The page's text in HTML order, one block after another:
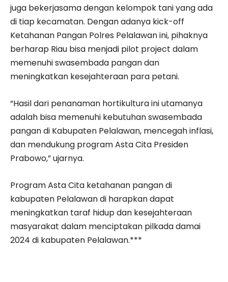
juga bekerjasama dengan kelompok tani yang ada
di tiap kecamatan. Dengan adanya kick-off
Ketahanan Pangan Polres Pelalawan ini, pihaknya
berharap Riau bisa menjadi pilot project dalam
memenuhi swasembada pangan dan
meningkatkan kesejahteraan para petani.
“Hasil dari penanaman hortikultura ini utamanya
adalah bisa memenuhi kebutuhan swasembada
pangan di Kabupaten Pelalawan, mencegah inflasi,
dan mendukung program Asta Cita Presiden
Prabowo,” ujarnya.
Program Asta Cita ketahanan pangan di
kabupaten Pelalawan di harapkan dapat
meningkatkan taraf hidup dan kesejahteraan
masyarakat dalam menciptakan pilkada damai
2024 di kabupaten Pelalawan.***